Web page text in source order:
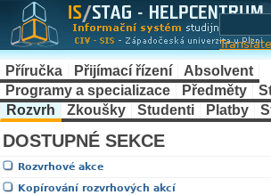
Příručka Přijímací řízení
Absolvent
Programy a specializace
Předměty
Rozvrh
Zkoušky Studenti Platby
DOSTUPNÉ SEKCE
Rozvrhové akce
Kopírování rozvrhových akcí